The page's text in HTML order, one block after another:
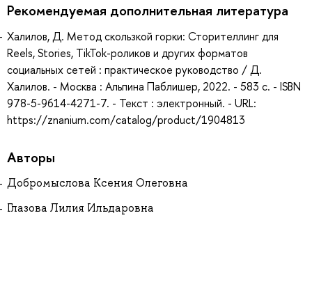
Рекомендуемая дополнительная литература
Халилов, Д. Метод скользкой горки: Сторителлинг для
Reels, Stories, TikTok-роликов и других форматов
социальных сетей : практическое руководство / Д.
Халилов. - Москва : Альпина Паблишер, 2022. - 583 с. - ISBN
978-5-9614-4271-7. - Текст : электронный. - URL:
https://znanium.com/catalog/product/1904813
Авторы
Добромыслова Ксения Олеговна
Глазова Лилия Ильдаровна